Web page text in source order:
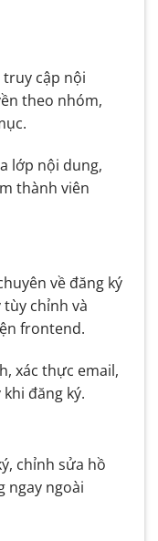
cập nội
theo nhóm,
lớp nội dung,
thành viên
về đăng ký
chỉnh và
frontend.
xác thực email,
đăng ký.
chỉnh sửa hồ
ngay ngoài